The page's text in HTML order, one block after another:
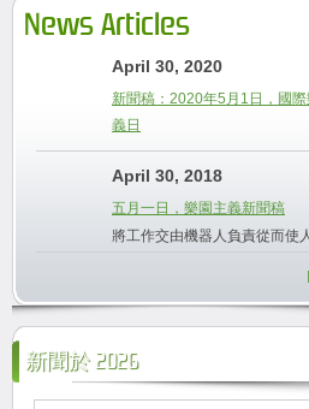
News Articles
April 30, 2020
新聞稿：2020年5月1日，國際
義日
April 30, 2018
五月一日，樂園主義新聞稿
將工作交由機器人負責從而使
新聞於 2026